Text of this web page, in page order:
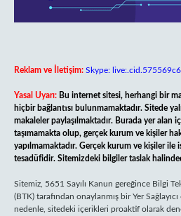
Reklam ve İletişim: Skype:
Yasal Uyarı: Bu internet sitesi, herhangi bir
hiçbir bağlantısı bulunmamaktadır. Sitede
makaleler paylaşılmaktadır. Burada yer alan
taşımamakta olup, gerçek kurum ve kişiler
yapılmamaktadır. Gerçek kurum ve kişiler ile
tesadüfidir. Sitemizdeki bilgiler taslak
Sitemiz, 5651 Sayılı Kanun gereğince Bilgi
(BTK) tarafından onaylanmış bir Yer
nedenle, sitedeki içerikleri proaktif olarak